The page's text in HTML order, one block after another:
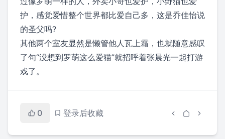
护，感觉爱惜整个世界都比爱自己多，这是乔佳怡说
的圣父吗?
其他两个室友显然是懒管他人瓦上霜，也就随意感叹
了句“没想到罗萌这么爱猫”就招呼着张晨光一起打游
戏了。
0 登录后收藏